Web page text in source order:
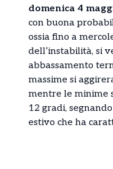
domenica 4
con buona
ossia fino a
dell’instabilità, si
abbassamento
massime si
mentre le minime
12 gradi,
estivo che ha